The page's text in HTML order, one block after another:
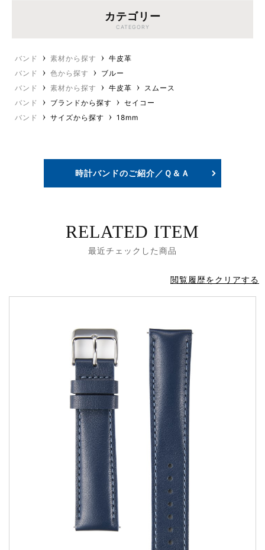
カテゴリー
CATEGORY
バンド 素材から探す
牛皮革
バンド
色から探す
ブルー
バンド
素材から探す 牛皮革
スムース
バンド
ブランドから探す
セイコー
バンド
サイズから探す 18mm
時計バンドのご紹介／Ｑ＆Ａ
RELATED ITEM
最近チェックした商品
閲覧履歴をクリアする